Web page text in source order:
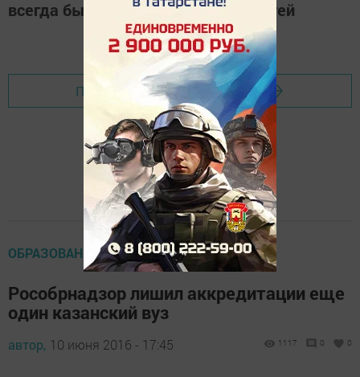
всегда быть в курсе свежих новостей
Перейти на страницу новости
ОБРАЗОВАНИЕ И НАУКА
Рособрнадзор лишил аккредитации еще
один казанский вуз
автор, 10 июня 2016 - 17:45 1117 0 0